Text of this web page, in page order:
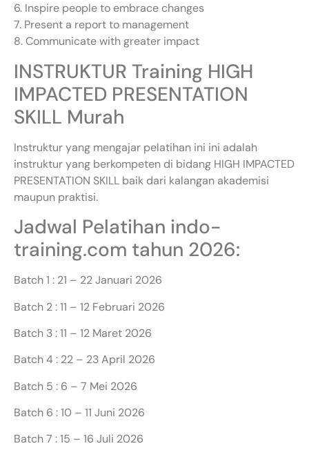
6. Inspire people to embrace changes
7. Present a report to management
8. Communicate with greater impact
INSTRUKTUR Training HIGH
IMPACTED PRESENTATION
SKILL Murah
Instruktur yang mengajar pelatihan ini ini adalah
instruktur yang berkompeten di bidang HIGH IMPACTED
PRESENTATION SKILL baik dari kalangan akademisi
maupun praktisi.
Jadwal Pelatihan indo-
training.com tahun 2026:
Batch 1 : 21 – 22 Januari 2026
Batch 2 : 11 – 12 Februari 2026
Batch 3 : 11 – 12 Maret 2026
Batch 4 : 22 – 23 April 2026
Batch 5 : 6 – 7 Mei 2026
Batch 6 : 10 – 11 Juni 2026
Batch 7 : 15 – 16 Juli 2026